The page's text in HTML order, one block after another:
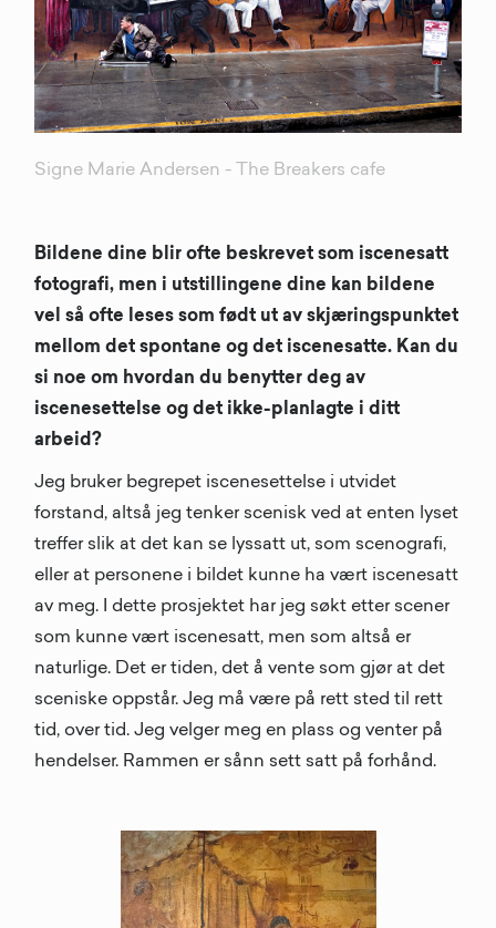
Signe Marie Andersen - The Breakers cafe
Bildene dine blir ofte beskrevet som iscenesatt
fotografi, men i utstillingene dine kan bildene
vel så ofte leses som født ut av skjæringspunktet
mellom det spontane og det iscenesatte. Kan du
si noe om hvordan du benytter deg av
iscenesettelse og det ikke-planlagte i ditt
arbeid?
Jeg bruker begrepet iscenesettelse i utvidet
forstand, altså jeg tenker scenisk ved at enten lyset
treffer slik at det kan se lyssatt ut, som scenografi,
eller at personene i bildet kunne ha vært iscenesatt
av meg. I dette prosjektet har jeg søkt etter scener
som kunne vært iscenesatt, men som altså er
naturlige. Det er tiden, det å vente som gjør at det
sceniske oppstår. Jeg må være på rett sted til rett
tid, over tid. Jeg velger meg en plass og venter på
hendelser. Rammen er sånn sett satt på forhånd.